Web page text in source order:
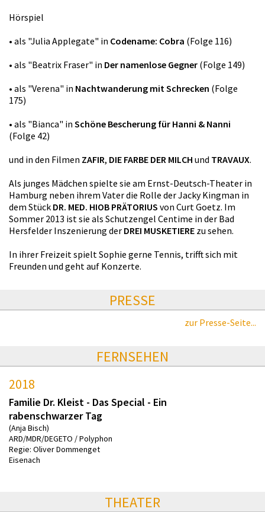
Hörspiel
• als "Julia Applegate" in Codename: Cobra (Folge 116)
• als "Beatrix Fraser" in Der namenlose Gegner (Folge 149)
• als "Verena" in Nachtwanderung mit Schrecken (Folge
175)
• als "Bianca" in Schöne Bescherung für Hanni & Nanni
(Folge 42)
und in den Filmen ZAFIR, DIE FARBE DER MILCH und TRAVAUX.
Als junges Mädchen spielte sie am Ernst-Deutsch-Theater in
Hamburg neben ihrem Vater die Rolle der Jacky Kingman in
dem Stück DR. MED. HIOB PRÄTORIUS von Curt Goetz. Im
Sommer 2013 ist sie als Schutzengel Centime in der Bad
Hersfelder Inszenierung der DREI MUSKETIERE zu sehen.
In ihrer Freizeit spielt Sophie gerne Tennis, trifft sich mit
Freunden und geht auf Konzerte.
PRESSE
zur Presse-Seite...
FERNSEHEN
2018
Familie Dr. Kleist - Das Special - Ein
rabenschwarzer Tag
(Anja Bisch)
ARD/MDR/DEGETO / Polyphon
Regie: Oliver Dommenget
Eisenach
THEATER